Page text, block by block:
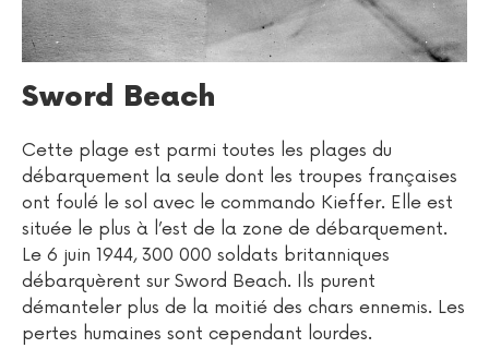
Sword Beach
Cette plage est parmi toutes les plages du
débarquement la seule dont les troupes françaises
ont foulé le sol avec le commando Kieffer. Elle est
située le plus à l’est de la zone de débarquement.
Le 6 juin 1944, 300 000 soldats britanniques
débarquèrent sur Sword Beach. Ils purent
démanteler plus de la moitié des chars ennemis. Les
pertes humaines sont cependant lourdes.